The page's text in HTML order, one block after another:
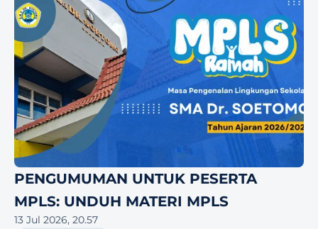
PENGUMUMAN UNTUK PESERTA
MPLS: UNDUH MATERI MPLS
13 Jul 2026, 20.57